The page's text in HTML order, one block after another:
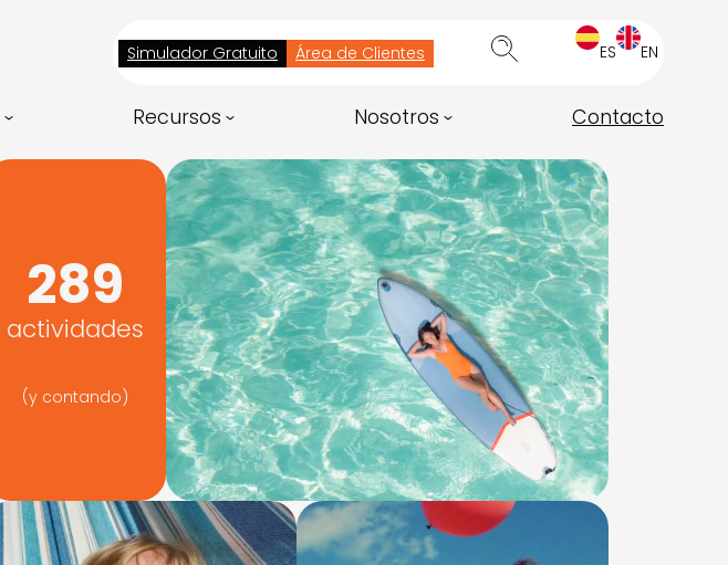
Simulador Gratuito Área de Clientes ES EN
Recursos Nosotros Contacto
289
actividades
(y contando)